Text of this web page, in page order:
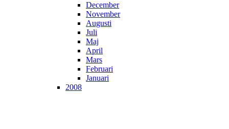
December
November
Augusti
Juli
Maj
April
Mars
Februari
Januari
2008